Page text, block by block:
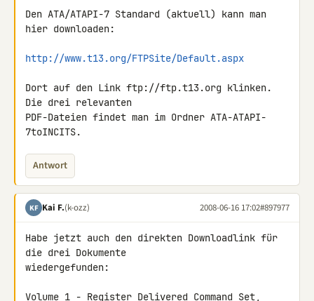
Den ATA/ATAPI-7 Standard (aktuell) kann man
hier downloaden:
http://www.t13.org/FTPSite/Default.aspx
Dort auf den Link ftp://ftp.t13.org klinken.
Die drei relevanten
PDF-Dateien findet man im Ordner ATA-ATAPI-
7toINCITS.
Antwort
KF Kai F.(k-ozz) 2008-06-16 17:02#897977
Habe jetzt auch den direkten Downloadlink für
die drei Dokumente
wiedergefunden:
Volume 1 - Register Delivered Command Set,